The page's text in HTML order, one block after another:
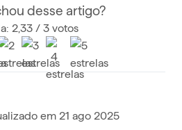
desse artigo?
2,33 / 3 votos
em 21 ago 2025